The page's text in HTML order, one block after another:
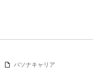
パソナキャリア